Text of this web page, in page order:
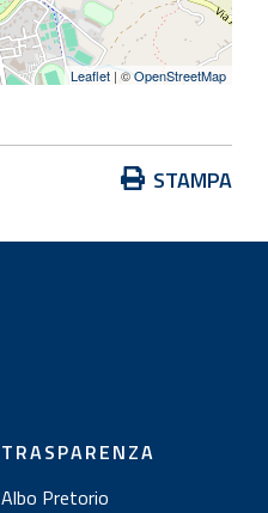
Leaflet | ©OpenStreetMap
STAMPA
TRASPARENZA
Albo Pretorio